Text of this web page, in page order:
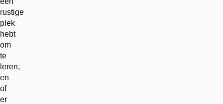
rustige
plek
hebt
om
te
leren,
en
of
er